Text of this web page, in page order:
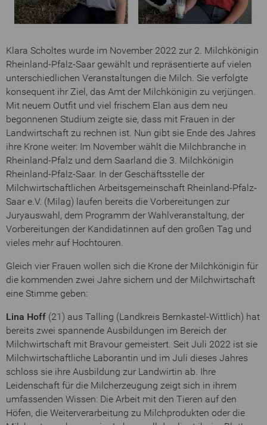
Klara Scholtes wurde im November 2022 zur 2. Milchkönigin
Rheinland-Pfalz-Saar gewählt und repräsentierte auf vielen
unterschiedlichen Veranstaltungen die Milch. Sie verfolgte
konsequent ihr Ziel, das Amt der Milchkönigin zu verjüngen.
Mit neuem Outfit und viel frischem Elan aus dem neu
begonnenen Studium zeigte sie, dass mit Frauen in der
Landwirtschaft zu rechnen ist. Nun gibt sie Ende des Jahres
ihre Krone weiter: Im November wählt die Milchbranche in
Rheinland-Pfalz und dem Saarland die 3. Milchkönigin
Rheinland-Pfalz-Saar. In der Geschäftsstelle der
Milchwirtschaftlichen Arbeitsgemeinschaft Rheinland-Pfalz-
Saar e.V. (Milag) laufen bereits die Vorbereitungen zur
Juryauswahl, dem Programm der Wahlveranstaltung, der
Vorbereitungen der Kandidatinnen auf den großen Tag und
vieles mehr auf Hochtouren.
Gleich vier Frauen wollen sich die Krone der Milchkönigin für
die kommenden zwei Jahre sichern und der Milchwirtschaft
eine Stimme geben:
Lina Hoff (21) aus Talling (Landkreis Bernkastel-Wittlich) hat
bereits zwei spannende Ausbildungen im Bereich der
Milchwirtschaft mit Bravour gemeistert. Seit Juli 2022 ist sie
Milchwirtschaftliche Laborantin und im Juli dieses Jahres
schloss sie ihre Ausbildung zur Landwirtin ab. Ihre
Leidenschaft für die Milcherzeugung zeigt sich in ihrem
umfassenden Wissen: Die Arbeit mit den Tieren auf den
Höfen, die Weiterverarbeitung zu Milchprodukten oder die